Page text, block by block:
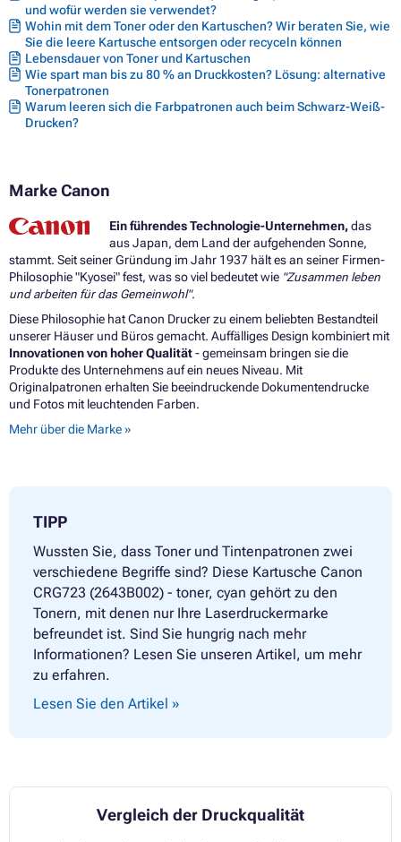
und wofür werden sie verwendet?
Wohin mit dem Toner oder den Kartuschen? Wir beraten Sie, wie
Sie die leere Kartusche entsorgen oder recyceln können
Lebensdauer von Toner und Kartuschen
Wie spart man bis zu 80 % an Druckkosten? Lösung: alternative
Tonerpatronen
Warum leeren sich die Farbpatronen auch beim Schwarz-Weiß-
Drucken?
Marke Canon
Ein führendes Technologie-Unternehmen,das
aus Japan, dem Land der aufgehenden Sonne,
stammt. Seit seiner Gründung im Jahr 1937 hält es an seiner Firmen-
Philosophie "Kyosei" fest, was so viel bedeutet wie "Zusammen leben
und arbeiten für das Gemeinwohl".
Diese Philosophie hat Canon Drucker zu einem beliebten Bestandteil
unserer Häuser und Büros gemacht. Auffälliges Design kombiniert mit
Innovationen von hoher Qualität- gemeinsam bringen sie die
Produkte des Unternehmens auf ein neues Niveau. Mit
Originalpatronen erhalten Sie beeindruckende Dokumentendrucke
und Fotos mit leuchtenden Farben.
Mehr über die Marke »
TIPP
Wussten Sie, dass Toner und Tintenpatronen zwei
verschiedene Begriffe sind? Diese Kartusche Canon
CRG723 (2643B002) - toner, cyan gehört zu den
Tonern, mit denen nur Ihre Laserdruckermarke
befreundet ist. Sind Sie hungrig nach mehr
Informationen? Lesen Sie unseren Artikel, um mehr
zu erfahren.
Lesen Sie den Artikel »
Vergleich der Druckqualität